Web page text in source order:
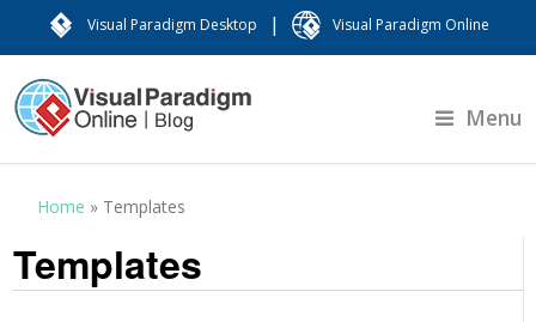
Visual Paradigm Desktop | Visual Paradigm Online
Menu
Home » Templates
Templates